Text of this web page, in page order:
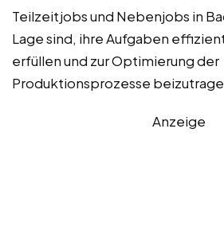
Teilzeitjobs und Nebenjobs in
Lage sind, ihre Aufgaben
erfüllen und zur Optimierung der
Produktionsprozesse
Anzeige